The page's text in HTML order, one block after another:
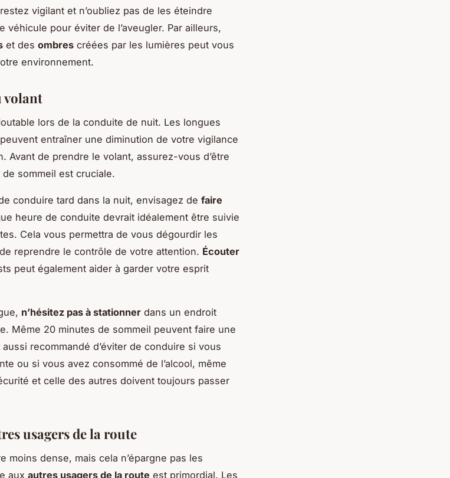
vigilant et n’oubliez pas de les éteindre
véhicule pour éviter de l’aveugler. Par ailleurs,
et des ombres créées par les lumières peut vous
environnement.
volant
lors de la conduite de nuit. Les longues
entraîner une diminution de votre vigilance
Avant de prendre le volant, assurez-vous d’être
sommeil est cruciale.
conduire tard dans la nuit, envisagez de faire
heure de conduite devrait idéalement être suivie
Cela vous permettra de vous dégourdir les
reprendre le contrôle de votre attention. Écouter
peut également aider à garder votre esprit
n’hésitez pas à stationner dans un endroit
Même 20 minutes de sommeil peuvent faire une
recommandé d’éviter de conduire si vous
ou si vous avez consommé de l’alcool, même
et celle des autres doivent toujours passer
usagers de la route
moins dense, mais cela n’épargne pas les
aux autres usagers de la route est primordial. Les